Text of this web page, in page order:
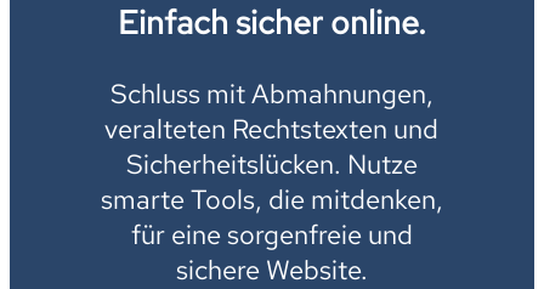
Einfach sicher online.
Schluss mit Abmahnungen,
veralteten Rechtstexten und
Sicherheitslücken. Nutze
smarte Tools, die mitdenken,
für eine sorgenfreie und
sichere Website.